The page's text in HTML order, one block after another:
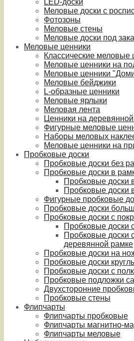
LED-доски
Меловые доски с
Фотозоны
Меловые стены
Меловые доски под
Меловые ценники
Классические меловые
Меловые ценники на
Меловые ценники
Меловые бейджики
L-образные ценники
Меловые ярлыки
Меловая лента
Ценники на
Фигурные меловые
Наборы меловых
Меловые ценники на
Пробковые доски
Пробковые доски без
Пробковые доски в
Пробковые доски
Пробковые доски
Фигурные пробковые
Пробковые доски
Пробковые доски с
Пробковые доски
Пробковые доски
деревянной рамке
Пробковые доски на
Пробковые доски
Пробковые доски с
Пробковые подложки
Двухсторонние
Пробковые стены
Флипчарты
Флипчарты пробковые
Флипчарты магнитно-
Флипчарты меловые